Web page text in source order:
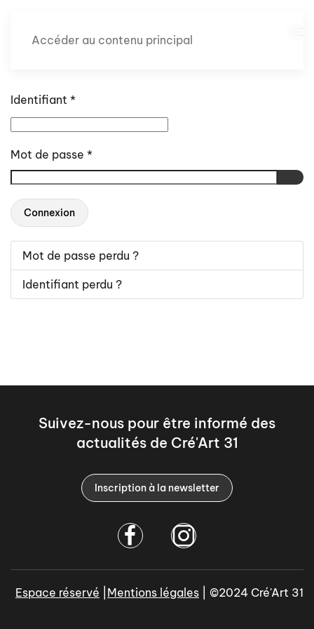
Accéder au contenu principal
Identifiant *
Mot de passe *
Connexion
Mot de passe perdu ?
Identifiant perdu ?
Suivez-nous pour être informé des
actualités de Cré'Art 31
Inscription à la newsletter
Espace réservé Mentions légales | ©2024 Cré'Art 31